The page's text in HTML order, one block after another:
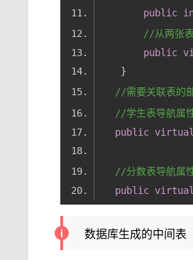
public
//从两张
public
//需要关联表的
//学生表导航属
public virtual
//分数表导航属
public virtual
数据库生成的中间表